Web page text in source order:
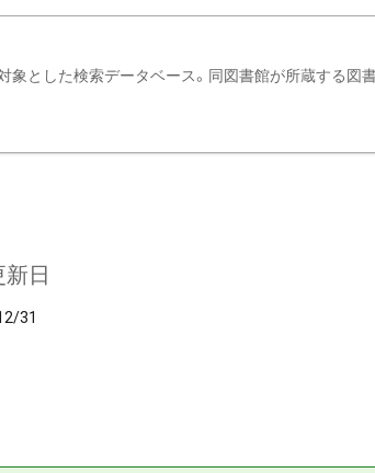
とした検索データベース。同図書館が所蔵する図書
日
31